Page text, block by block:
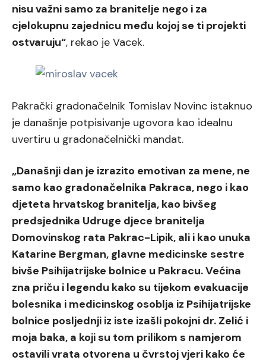
nisu važni samo za branitelje nego i za
cjelokupnu zajednicu među kojoj se ti projekti
ostvaruju“, rekao je Vacek.
Pakrački gradonačelnik Tomislav Novinc istaknuo
je današnje potpisivanje ugovora kao idealnu
uvertiru u gradonačelnički mandat.
„Današnji dan je izrazito emotivan za mene, ne
samo kao gradonačelnika Pakraca, nego i kao
djeteta hrvatskog branitelja, kao bivšeg
predsjednika Udruge djece branitelja
Domovinskog rata Pakrac-Lipik, ali i kao unuka
Katarine Bergman, glavne medicinske sestre
bivše Psihijatrijske bolnice u Pakracu. Većina
zna priču i legendu kako su tijekom evakuacije
bolesnika i medicinskog osoblja iz Psihijatrijske
bolnice posljednji iz iste izašli pokojni dr. Zelić i
moja baka, a koji su tom prilikom s namjerom
ostavili vrata otvorena u čvrstoj vjeri kako će